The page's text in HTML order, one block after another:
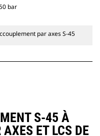
bar
par axes S-45
S-45 À
ET LCS DE